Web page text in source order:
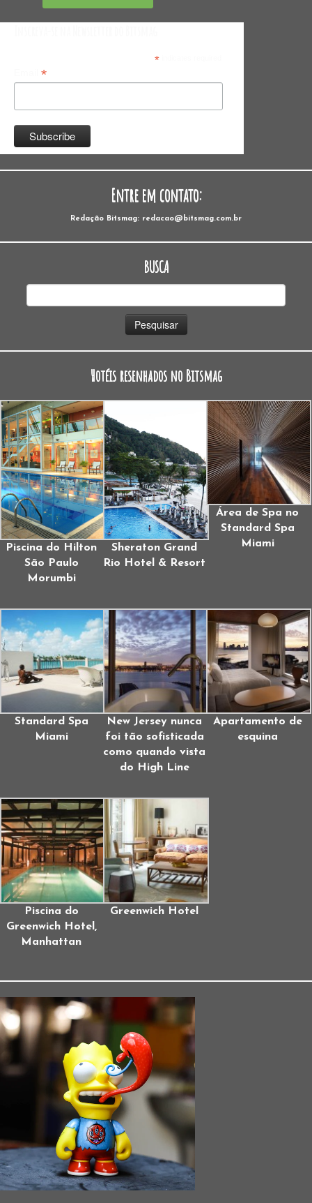
*indicates required
*
Entre em contato:
Redação Bitsmag: redacao@bitsmag.com.br
BUSCA
Hotéis resenhados no Bitsmag
Piscina do Hilton
São Paulo
Morumbi
Sheraton Grand
Rio Hotel & Resort
Área de Spa no
Standard Spa
Miami
Standard Spa
Miami
New Jersey nunca
foi tão sofisticada
como quando vista
do High Line
Apartamento de
esquina
Piscina do
Greenwich Hotel,
Manhattan
Greenwich Hotel